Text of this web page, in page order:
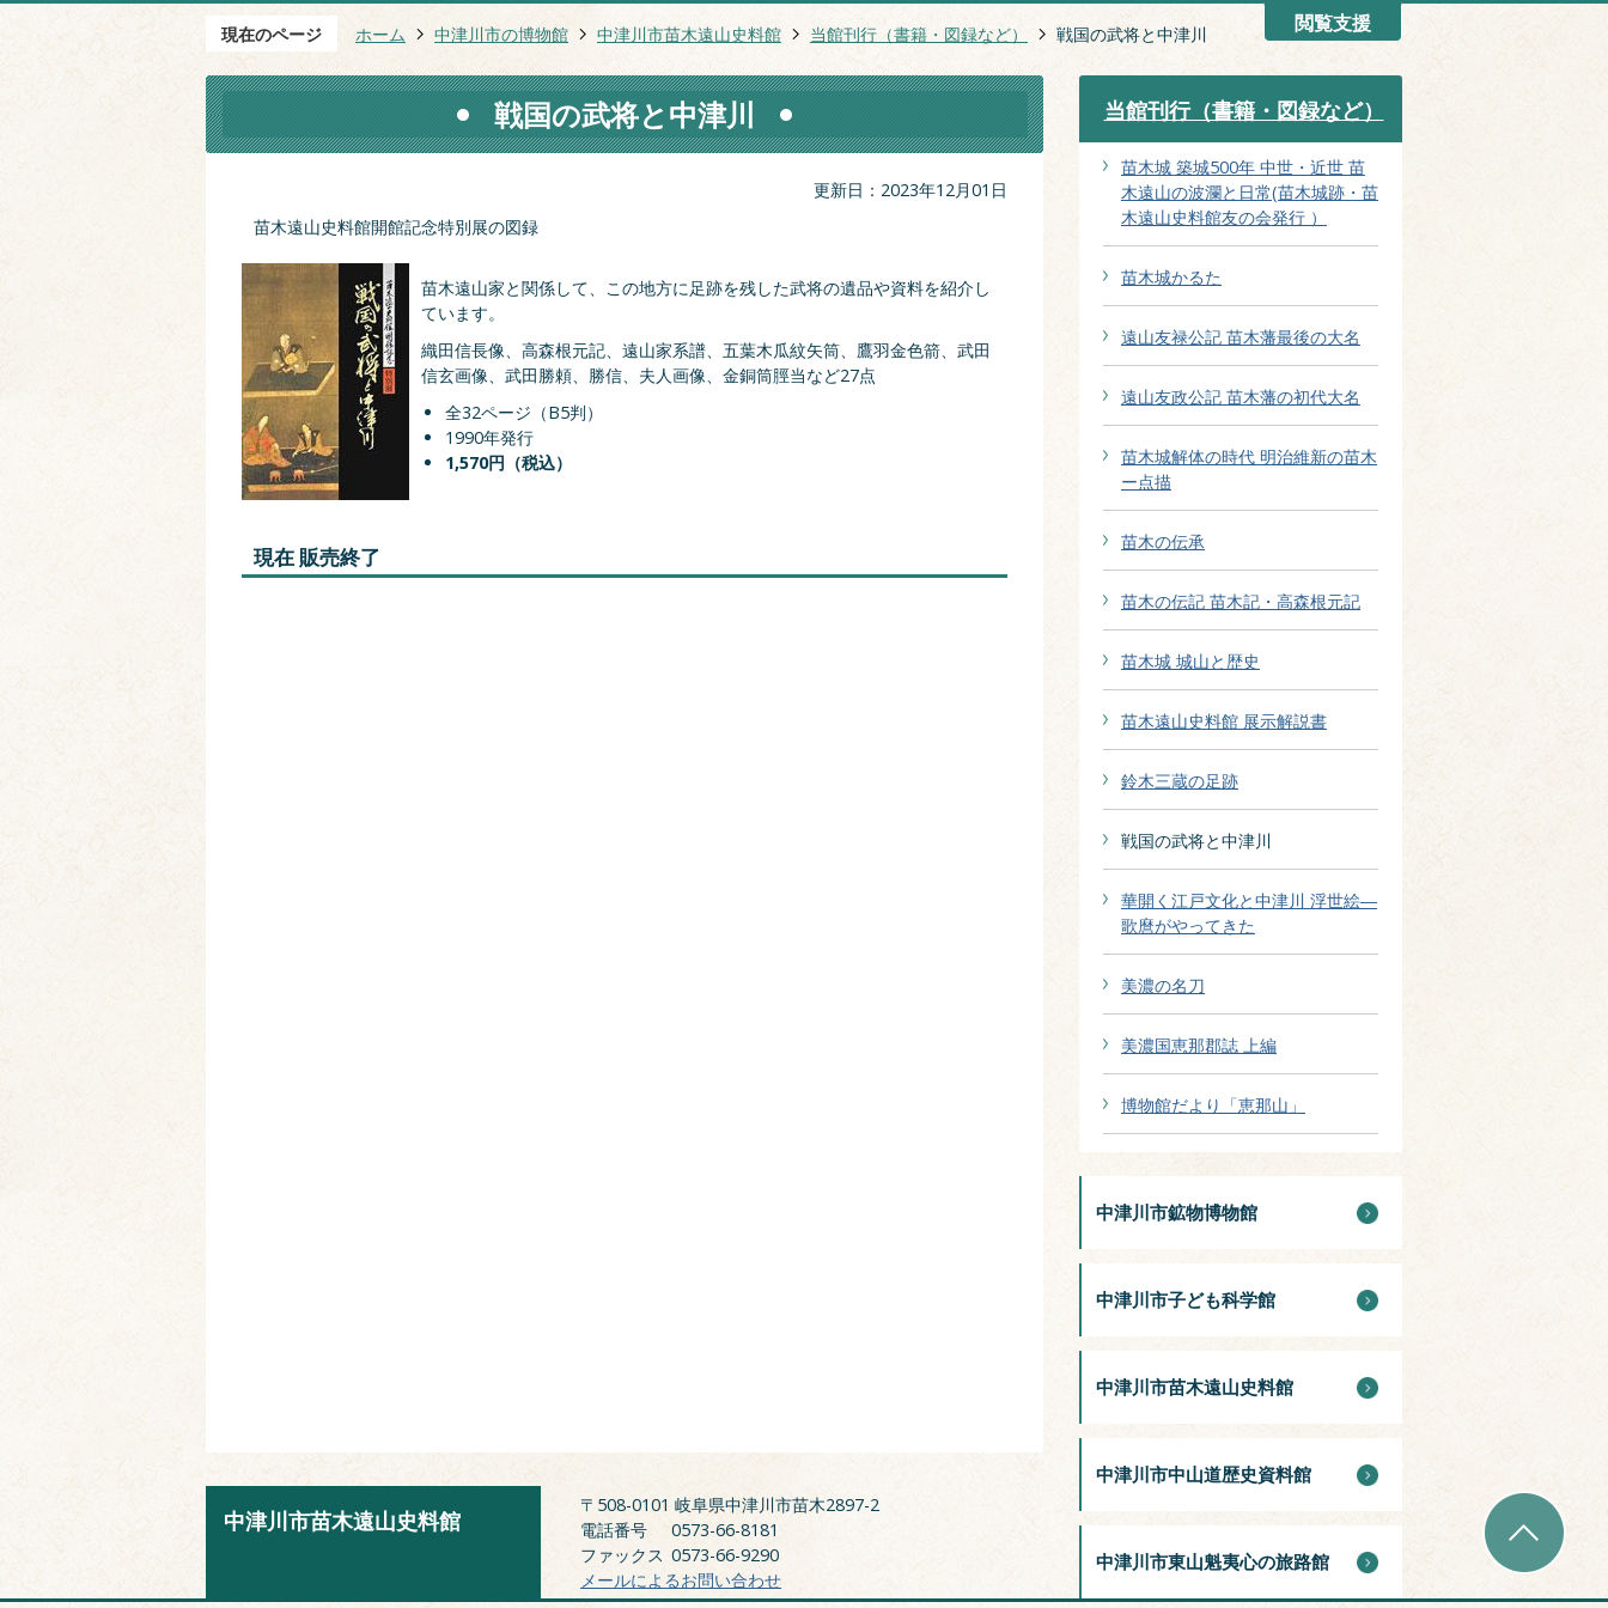
閲覧支援
現在のページ ホーム 中津川市の博物館 中津川市苗木遠山史料館 当館刊行（書籍・図録など） 戦国の武将と中津川
戦国の武将と中津川
更新日：2023年12月01日
苗木遠山史料館開館記念特別展の図録
苗木遠山家と関係して、この地方に足跡を残した武将の遺品や資料を紹介し
ています。
織田信長像、高森根元記、遠山家系譜、五葉木瓜紋矢筒、鷹羽金色箭、武田
信玄画像、武田勝頼、勝信、夫人画像、金銅筒脛当など27点
全32ページ（B5判）
1990年発行
1,570円（税込）
現在 販売終了
中津川市苗木遠山史料館
〒508-0101 岐阜県中津川市苗木2897-2
電話番号
0573-66-8181
ファックス 0573-66-9290
メールによるお問い合わせ
当館刊行（書籍・図録など）
苗木城 築城500年 中世・近世 苗
木遠山の波瀾と日常(苗木城跡・苗
木遠山史料館友の会発行 ）
苗木城かるた
遠山友禄公記 苗木藩最後の大名
遠山友政公記 苗木藩の初代大名
苗木城解体の時代 明治維新の苗木
ー点描
苗木の伝承
苗木の伝記 苗木記・高森根元記
苗木城 城山と歴史
苗木遠山史料館 展示解説書
鈴木三蔵の足跡
戦国の武将と中津川
華開く江戸文化と中津川 浮世絵―
歌麿がやってきた
美濃の名刀
美濃国恵那郡誌 上編
博物館だより「恵那山」
中津川市鉱物博物館
中津川市子ども科学館
中津川市苗木遠山史料館
中津川市中山道歴史資料館
中津川市東山魁夷心の旅路館